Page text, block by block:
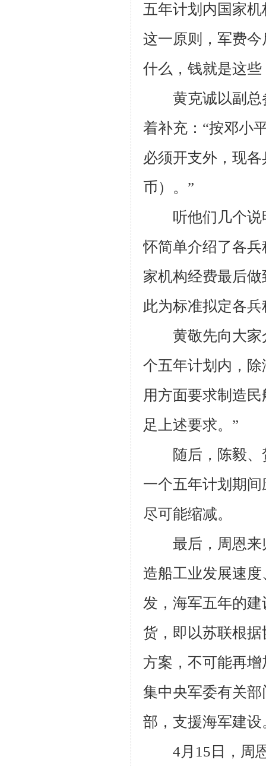
五年计划内国家
这一原则，军费
什么，钱就是这
黄克诚以副总
着补充：“按邓小
必须开支外，现
币）。”
听他们几个说
怀简单介绍了各
家机构经费最后
此为标准拟定各
黄敬先向大家
个五年计划内，
用方面要求制造民
足上述要求。”
随后，陈毅、
一个五年计划期
尽可能缩减。
最后，周恩来
造船工业发展速
发，海军五年的
货，即以苏联根
方案，不可能再
集中央军委有关
部，支援海军建设
4月 15 日，周